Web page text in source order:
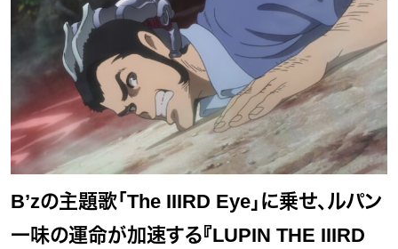
B’zの主題歌「The IIIRD Eye」に乗せ、ルパン
一味の運命が加速する『LUPIN THE IIIRD